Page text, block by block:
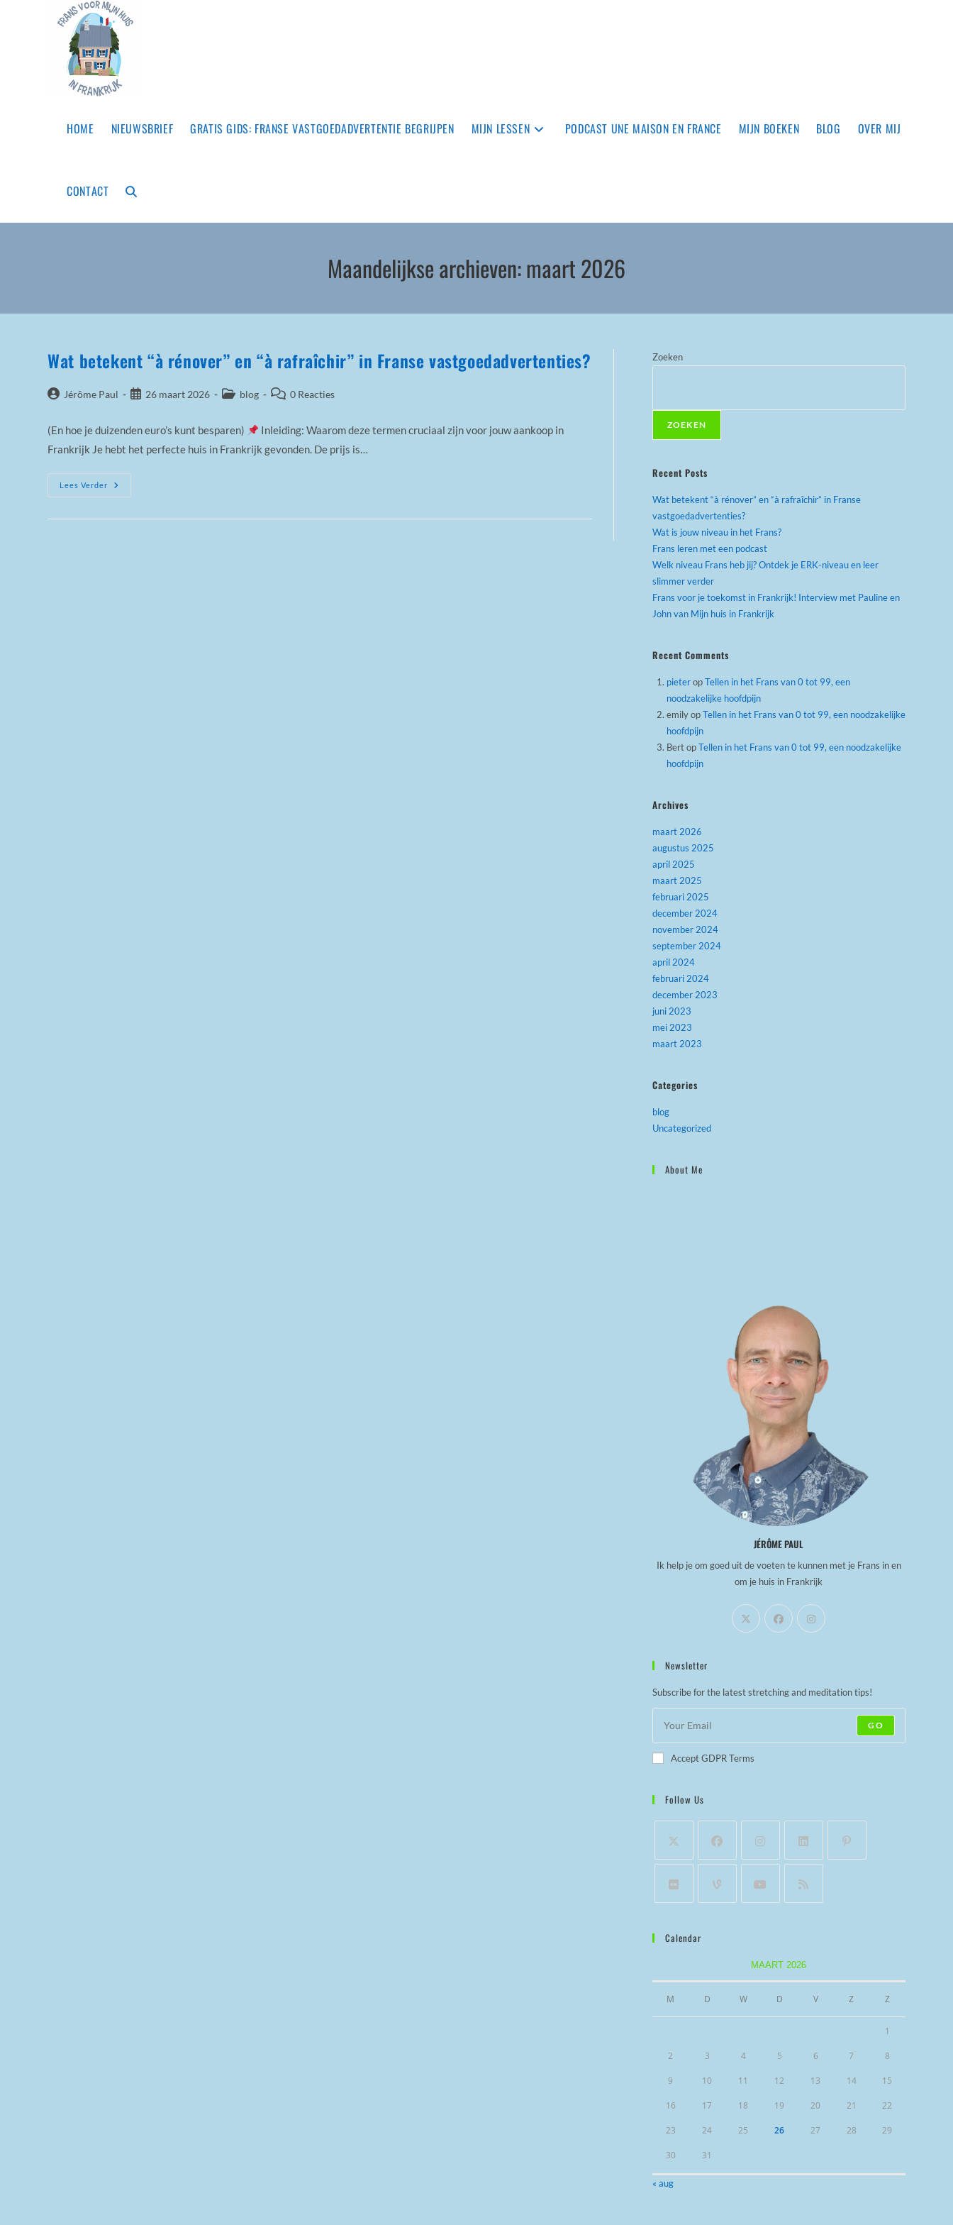
HOME NIEUWSBRIEF GRATIS GIDS: FRANSE VASTGOEDADVERTENTIE BEGRIJPEN MIJN LESSEN PODCAST UNE MAISON EN FRANCE MIJN BOEKEN BLOG OVER MIJ
CONTACT TOGGLE
ZOEKEN
Maandelijkse archieven: maart 2026
Wat betekent “à rénover” en “à rafraîchir” in Franse vastgoedadvertenties?
BerichtJérôme Paul
Bericht26 maart 2026 Berichtcategorie:
blog
Bericht0 Reacties
(En hoe je duizenden euro’s kunt besparen)
Inleiding: Waarom deze termen cruciaal zijn voor jouw aankoop in
Frankrijk Je hebt het perfecte huis in Frankrijk gevonden. De prijs is…
Lees Verder
Wat
Betekent
Zoeken
ZOEKEN
Recent Posts
Wat betekent “à rénover” en “à rafraîchir” in Franse
vastgoedadvertenties?
Wat is jouw niveau in het Frans?
Frans leren met een podcast
Welk niveau Frans heb jij? Ontdek je ERK-niveau en leer
slimmer verder
Frans voor je toekomst in Frankrijk! Interview met Pauline en
John van Mijn huis in Frankrijk
Recent Comments
pieteropTellen in het Frans van 0 tot 99, een
noodzakelijke hoofdpijn
emilyopTellen in het Frans van 0 tot 99, een noodzakelijke
hoofdpijn
BertopTellen in het Frans van 0 tot 99, een noodzakelijke
hoofdpijn
Archives
maart 2026
augustus 2025
april 2025
maart 2025
februari 2025
december 2024
november 2024
september 2024
april 2024
februari 2024
december 2023
juni 2023
mei 2023
maart 2023
Categories
blog
Uncategorized
About Me
JÉRÔME PAUL
Ik help je om goed uit de voeten te kunnen met je Frans in en
om je huis in Frankrijk
Newsletter
Subscribe for the latest stretching and meditation tips!
GO
Accept GDPR Terms
Follow Us
Calendar
MAART 2026
M D W D V Z Z
1
2 3 4 5 6 7 8
9 10 11 12 13 14 15
16 17 18 19 20 21 22
23 24 25 26 27 28 29
30 31
« aug